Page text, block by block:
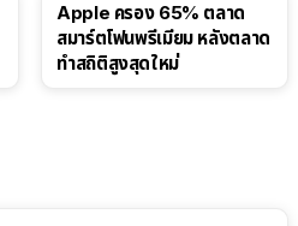
Apple ครอง 65% ตลาด
สมาร์ตโฟนพรีเมียม หลังตลาด
ทำสถิติสูงสุดใหม่